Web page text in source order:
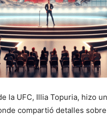
la UFC, Illia Topuria, hizo
compartió detalles